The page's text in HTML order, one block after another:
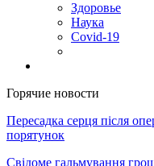
Здоровье
Наука
Covid-19
Горячие новости
Пересадка серця після
порятунок
Свідоме гальмування